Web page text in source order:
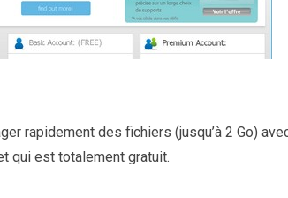
rapidement des fichiers (jusqu’à 2 Go)
qui est totalement gratuit.